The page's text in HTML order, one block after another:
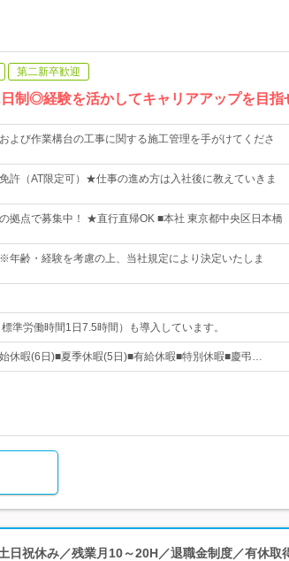
第二新卒歓迎
◎経験を活かしてキャリアアップを目指
び作業構台の工事に関する施工管理を手がけてくださ
許（AT限定可）★仕事の進め方は入社後に教えていきま
拠点で募集中！ ★直行直帰OK ■本社 東京都中央区日本橋
齢・経験を考慮の上、当社規定により決定いたしま
労働時間1日7.5時間）も導入しています。
休暇(6日)■夏季休暇(5日)■有給休暇■特別休暇■慶弔…
日祝休み／残業月10～20H／退職金制度／有休